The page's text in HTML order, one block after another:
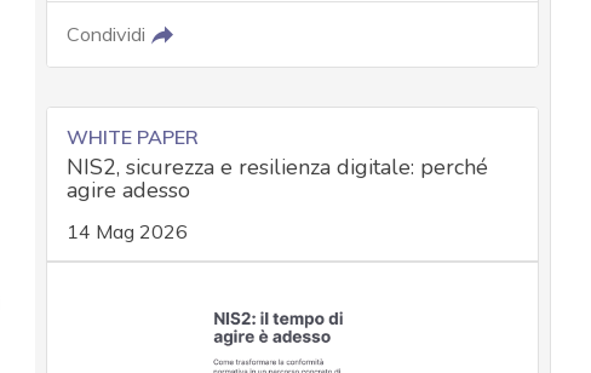
Condividi
WHITE PAPER
NIS2, sicurezza e resilienza digitale: perché
agire adesso
14 Mag 2026